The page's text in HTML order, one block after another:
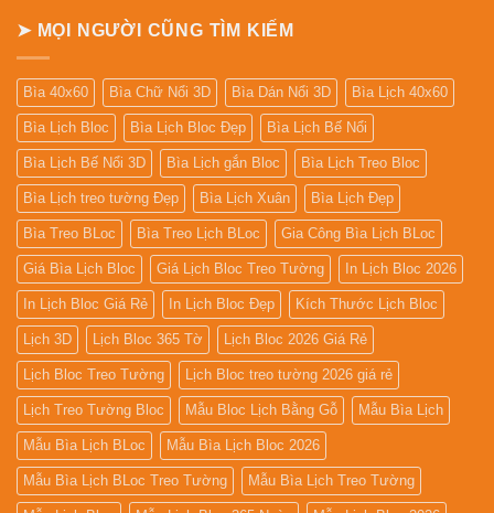
➤ MỌI NGƯỜI CŨNG TÌM KIẾM
Bìa 40x60 Bìa Chữ Nổi 3D Bìa Dán Nổi 3D Bìa Lịch 40x60
Bìa Lịch Bloc Bìa Lịch Bloc Đẹp Bìa Lịch Bế Nổi
Bìa Lịch Bế Nổi 3D Bìa Lịch gắn Bloc Bìa Lịch Treo Bloc
Bìa Lịch treo tường Đẹp Bìa Lịch Xuân Bìa Lịch Đẹp
Bìa Treo BLoc Bìa Treo Lịch BLoc Gia Công Bìa Lịch BLoc
Giá Bìa Lịch Bloc Giá Lịch Bloc Treo Tường In Lịch Bloc 2026
In Lịch Bloc Giá Rẻ In Lịch Bloc Đẹp Kích Thước Lịch Bloc
Lịch 3D Lịch Bloc 365 Tờ Lịch Bloc 2026 Giá Rẻ
Lịch Bloc Treo Tường Lịch Bloc treo tường 2026 giá rẻ
Lịch Treo Tường Bloc Mẫu Bloc Lịch Bằng Gỗ Mẫu Bìa Lịch
Mẫu Bìa Lịch BLoc Mẫu Bìa Lịch Bloc 2026
Mẫu Bìa Lịch BLoc Treo Tường Mẫu Bìa Lịch Treo Tường